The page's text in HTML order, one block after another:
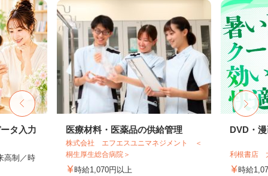
タ入力
高制／時
医療材料・医薬品の供給管理
株式会社 エフエスユニマネジメント ＜
桐生厚生総合病院＞
時給1,070円以上
DVD・
利根書店
時給